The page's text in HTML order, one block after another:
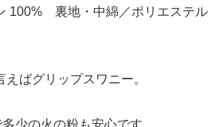
100% 裏地・中綿／ポリエステル
ばグリップスワニー。
少の火の粉も安心です。